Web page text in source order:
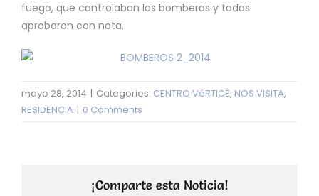
fuego, que controlaban los bomberos y todos
aprobaron con nota.
mayo 28, 2014 | Categories: CENTRO VéRTICE, NOS VISITA,
RESIDENCIA | 0 Comments
¡Comparte esta Noticia!